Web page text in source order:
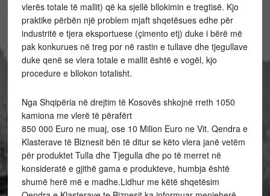
vlerës totale të mallit) që ka sjellë bllokimin e tregtisë. Kjo
praktike përbën një problem mjaft shqetësues edhe për
industritë e tjera eksportuese (çimento etj) duke i bërë më
pak konkurues në treg por në rastin e tullave dhe tjegullave
duke qenë se vlera totale e mallit është e vogël, kjo
procedure e bllokon totalisht.
Nga Shqipëria në drejtim të Kosovës shkojnë rreth 1050
kamiona me vlerë të përafërt
850 000 Euro ne muaj, ose 10 Milion Euro ne Vit. Qendra e
Klasterave të Biznesit bën të ditur se këto vlera janë vetëm
për produktet Tulla dhe Tjegulla dhe po të merret në
konsideratë e gjithë gama e produkteve, humbja është
shumë herë më e madhe.Lidhur me këtë shqetësim